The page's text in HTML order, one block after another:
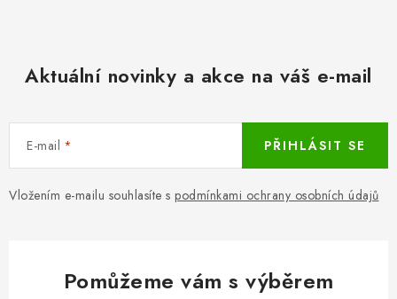
Aktuální novinky a akce na váš e-mail
E-mail
Vložením e-mailu souhlasíte s podmínkami ochrany osobních údajů
PŘIHLÁSIT SE
Pomůžeme vám s výběrem